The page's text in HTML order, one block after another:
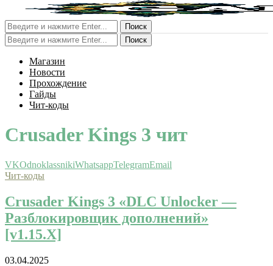
Поиск
Поиск
Магазин
Новости
Прохождение
Гайды
Чит-коды
Crusader Kings 3 чит
VKOdnoklassnikiWhatsappTelegramEmail
Чит-коды
Crusader Kings 3 «DLC Unlocker —
Разблокировщик дополнений»
[v1.15.X]
03.04.2025